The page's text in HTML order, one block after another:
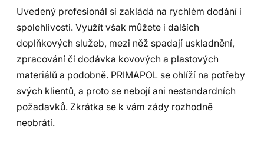
Uvedený profesionál si zakládá na rychlém dodání i
spolehlivosti. Využít však můžete i dalších
doplňkových služeb, mezi něž spadají uskladnění,
zpracování či dodávka kovových a plastových
materiálů a podobně. PRIMAPOL se ohlíží na potřeby
svých klientů, a proto se nebojí ani nestandardních
požadavků. Zkrátka se k vám zády rozhodně
neobrátí.